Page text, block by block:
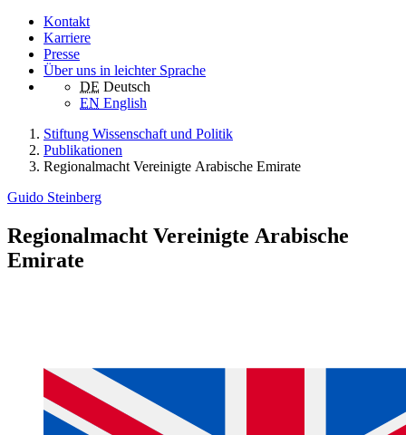
Kontakt
Karriere
Presse
Über uns in leichter Sprache
DE Deutsch
EN English
Stiftung Wissenschaft und Politik
Publikationen
Regionalmacht Vereinigte Arabische Emirate
Guido Steinberg
Regionalmacht Vereinigte Arabische
Emirate